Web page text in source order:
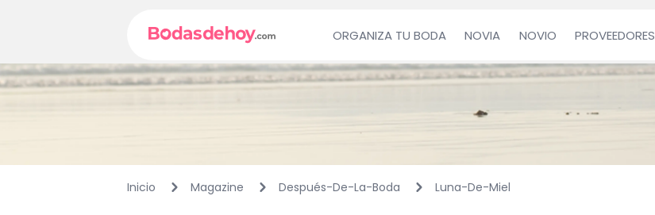
ORGANIZA TU BODA NOVIA NOVIO PROVEEDORES
Inicio Magazine Después-De-La-Boda Luna-De-Miel